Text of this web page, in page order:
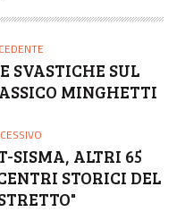
SVASTICHE SUL
MINGHETTI
SISMA, ALTRI 65
STORICI DEL